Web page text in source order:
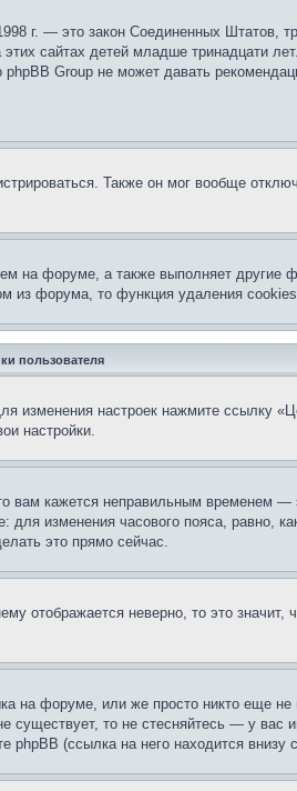
г. — это закон Соединенных Штатов,
сайтах детей младше тринадцати
Group не может давать
Также он мог вообще
форуме, а также выполняет другие
из форума, то функция удаления
пользователя
изменения настроек нажмите ссылку
настройки.
кажется неправильным временем
изменения часового пояса, равно,
это прямо сейчас.
отображается неверно, то это
на форуме, или же просто никто еще
существует, то не стесняйтесь — у вас
(ссылка на него находится внизу